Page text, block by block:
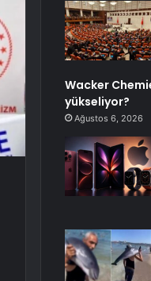
Wacker
yükseliyor?
Ağustos 6, 2026